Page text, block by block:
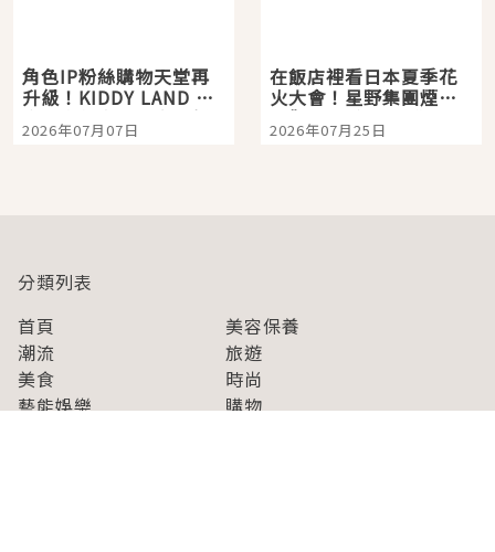
角色IP粉絲購物天堂再
升級！KIDDY LAND 原
宿店吉伊卡哇迎客，新
開幕 OMOKADO 店3分
2026年07月07日
在飯店裡看日本夏季花
火大會！星野集團煙火
景觀飯店6選，讓你不用
人擠人悠閒欣賞
2026年07月25日
分類列表
首頁
美容保養
潮流
旅遊
美食
時尚
藝能娛樂
購物